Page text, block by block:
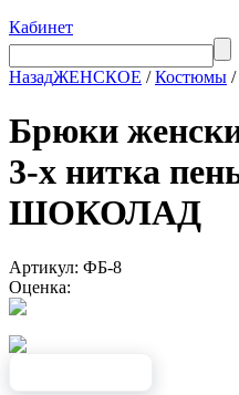
Кабинет
НазадЖЕНСКОЕ /Костюмы /
Брюки
3-х нитка
ШОКОЛАД
Артикул: ФБ-8
Оценка: